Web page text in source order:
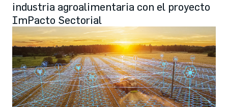
industria agroalimentaria con el proyecto
ImPacto Sectorial